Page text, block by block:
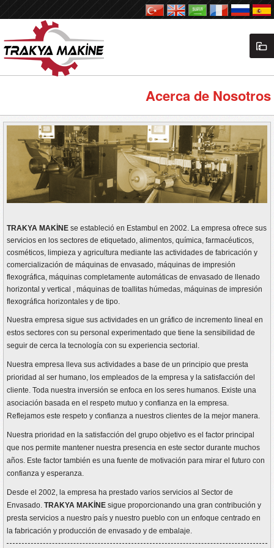
Acerca de Nosotros
TRAKYA MAKİNE se estableció en Estambul en 2002. La empresa ofrece sus
servicios en los sectores de etiquetado, alimentos, química, farmacéuticos,
cosméticos, limpieza y agricultura mediante las actividades de fabricación y
comercialización de máquinas de envasado, máquinas de impresión
flexográfica, máquinas completamente automáticas de envasado de llenado
horizontal y vertical , máquinas de toallitas húmedas, máquinas de impresión
flexográfica horizontales y de tipo.
Nuestra empresa sigue sus actividades en un gráfico de incremento lineal en
estos sectores con su personal experimentado que tiene la sensibilidad de
seguir de cerca la tecnología con su experiencia sectorial.
Nuestra empresa lleva sus actividades a base de un principio que presta
prioridad al ser humano, los empleados de la empresa y la satisfacción del
cliente. Toda nuestra inversión se enfoca en los seres humanos. Existe una
asociación basada en el respeto mutuo y confianza en la empresa.
Reflejamos este respeto y confianza a nuestros clientes de la mejor manera.
Nuestra prioridad en la satisfacción del grupo objetivo es el factor principal
que nos permite mantener nuestra presencia en este sector durante muchos
años. Este factor también es una fuente de motivación para mirar el futuro con
confianza y esperanza.
Desde el 2002, la empresa ha prestado varios servicios al Sector de
Envasado. TRAKYA MAKİNE sigue proporcionando una gran contribución y
presta servicios a nuestro país y nuestro pueblo con un enfoque centrado en
la fabricación y producción de envasado y de embalaje.